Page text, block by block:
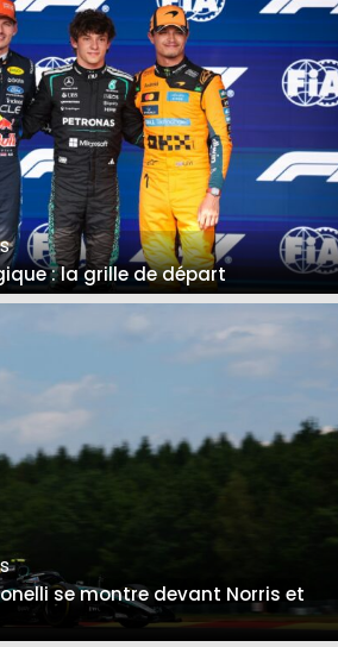
: la grille de départ
se montre devant Norris et